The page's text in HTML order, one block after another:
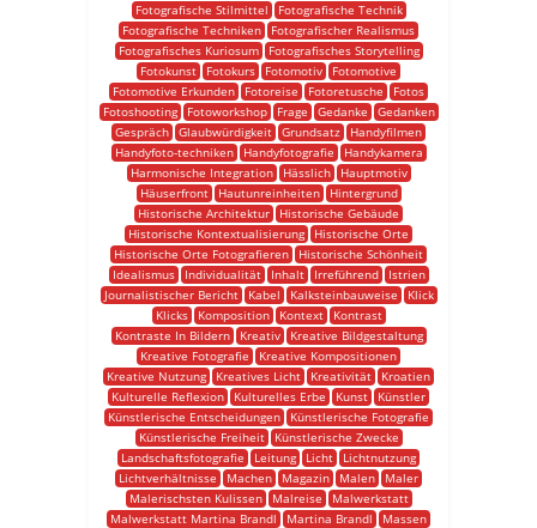
Fotografische Stilmittel
Fotografische Technik
Fotografische Techniken
Fotografischer Realismus
Fotografisches Kuriosum
Fotografisches Storytelling
Fotokunst
Fotokurs Fotomotiv
Fotomotive
Fotomotive Erkunden
Fotoreise Fotoretusche
Fotos
Fotoshooting
Fotoworkshop Frage Gedanke
Gedanken
Gespräch Glaubwürdigkeit Grundsatz
Handyfilmen
Handyfoto-techniken
Handyfotografie
Handykamera
Harmonische Integration
Hässlich
Hauptmotiv
Häuserfront
Hautunreinheiten
Hintergrund
Historische Architektur
Historische Gebäude
Historische Kontextualisierung
Historische Orte
Historische Orte Fotografieren
Historische Schönheit
Idealismus
Individualität Inhalt Irreführend
Istrien
Journalistischer Bericht
Kabel Kalksteinbauweise
Klick
Klicks
Komposition Kontext
Kontrast
Kontraste In Bildern
Kreativ
Kreative Bildgestaltung
Kreative Fotografie
Kreative Kompositionen
Kreative Nutzung
Kreatives Licht Kreativität
Kroatien
Kulturelle Reflexion
Kulturelles Erbe Kunst
Künstler
Künstlerische Entscheidungen
Künstlerische Fotografie
Künstlerische Freiheit
Künstlerische Zwecke
Landschaftsfotografie
Leitung Licht
Lichtnutzung
Lichtverhältnisse
Machen Magazin Malen
Maler
Malerischsten Kulissen
Malreise
Malwerkstatt
Malwerkstatt Martina Brandl
Martina Brandl
Massen